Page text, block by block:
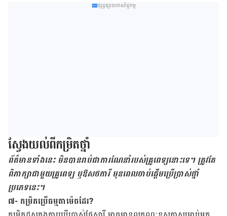
ផ្សព្វផ្សាយពាណិជ្ជកម្ម
ស្វែង​យល់​ពី​កម្រិត​ថ្នាំ
ព័ត៌មាន​ទាំងនេះ មិន​បាន​រាប់​ជា​ការ​ណែ​នាំ​របស់​គ្រូ​ពេទ្យ​នោះ​ទេ។ ​ត្រូវ​តែ​
ពិភាក្សា​ជាមួយ​គ្រូពេទ្យ​ ឬ​ឱសថការី ​មុន​ពេល​ចាប់​ផ្តើម​ប្រើ​ប្រាស់​ថ្នាំ​
ប្រភេទ​នេះ។
៧- កម្រិតប្រើធម្មតាម៉េចដែរ?